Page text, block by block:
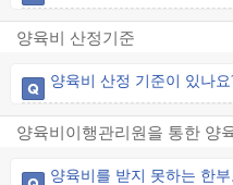
양육비 산정기준
양육비 산정 기준이 있나요
양육비이행관리원을 통한 양
양육비를 받지 못하는 한